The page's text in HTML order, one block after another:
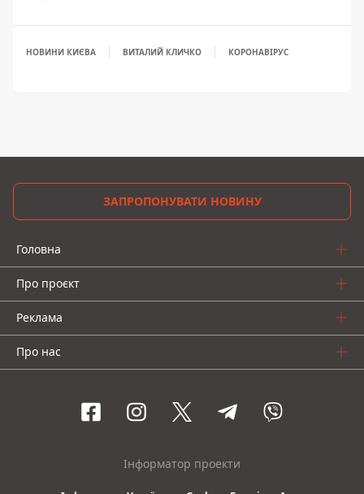
НОВИНИ КИЄВА ВИТАЛИЙ КЛИЧКО КОРОНАВІРУС
ЗАПРОПОНУВАТИ НОВИНУ
Головна
Про проєкт
Реклама
Про нас
Інформатор проекти